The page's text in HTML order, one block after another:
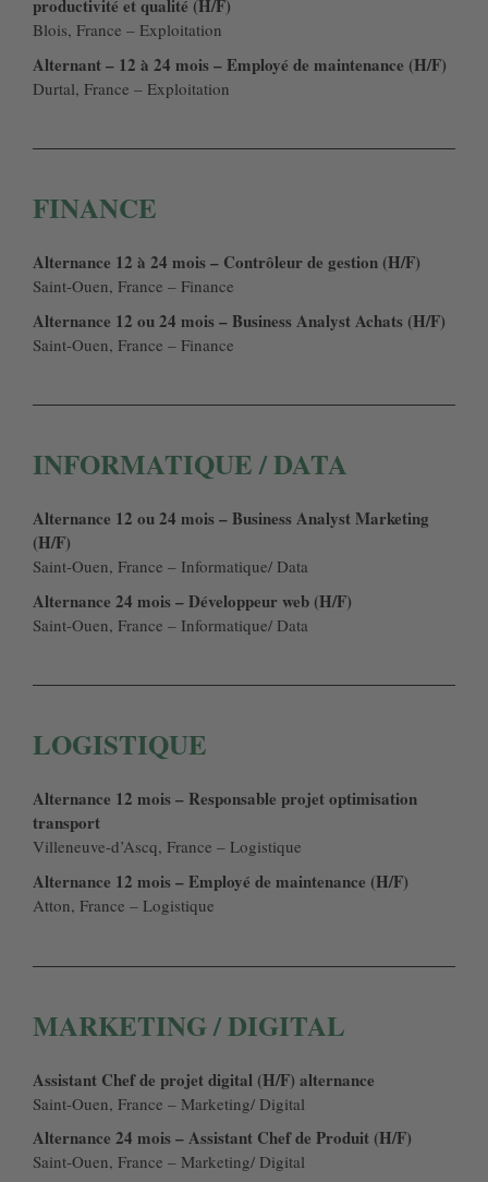
productivité et qualité (H/F)
Blois, France – Exploitation
Alternant – 12 à 24 mois – Employé de maintenance (H/F)
Durtal, France – Exploitation
FINANCE
Alternance 12 à 24 mois – Contrôleur de gestion (H/F)
Saint-Ouen, France – Finance
Alternance 12 ou 24 mois – Business Analyst Achats (H/F)
Saint-Ouen, France – Finance
INFORMATIQUE / DATA
Alternance 12 ou 24 mois – Business Analyst Marketing
(H/F)
Saint-Ouen, France – Informatique/ Data
Alternance 24 mois – Développeur web (H/F)
Saint-Ouen, France – Informatique/ Data
LOGISTIQUE
Alternance 12 mois – Responsable projet optimisation
transport
Villeneuve-d’Ascq, France – Logistique
Alternance 12 mois – Employé de maintenance (H/F)
Atton, France – Logistique
MARKETING / DIGITAL
Assistant Chef de projet digital (H/F) alternance
Saint-Ouen, France – Marketing/ Digital
Alternance 24 mois – Assistant Chef de Produit (H/F)
Saint-Ouen, France – Marketing/ Digital